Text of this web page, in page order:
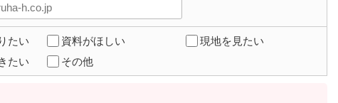
たい 資料がほしい
現地を見たい
たい
その他